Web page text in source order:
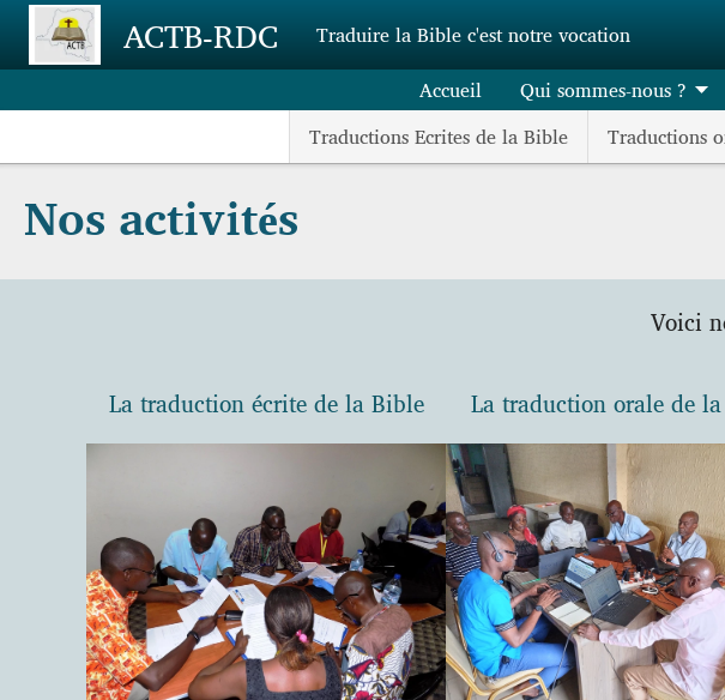
Skip to main contentACTB-RDC Traduire la Bible c'est notre vocation
Accueil Qui sommes-nous ?
Traductions Ecrites de la Bible
Traductions
Nos activités
Voici
La traduction écrite de la Bible La traduction orale de